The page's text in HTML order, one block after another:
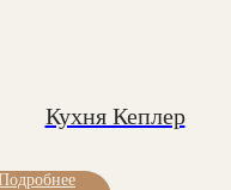
Кухня Кеплер